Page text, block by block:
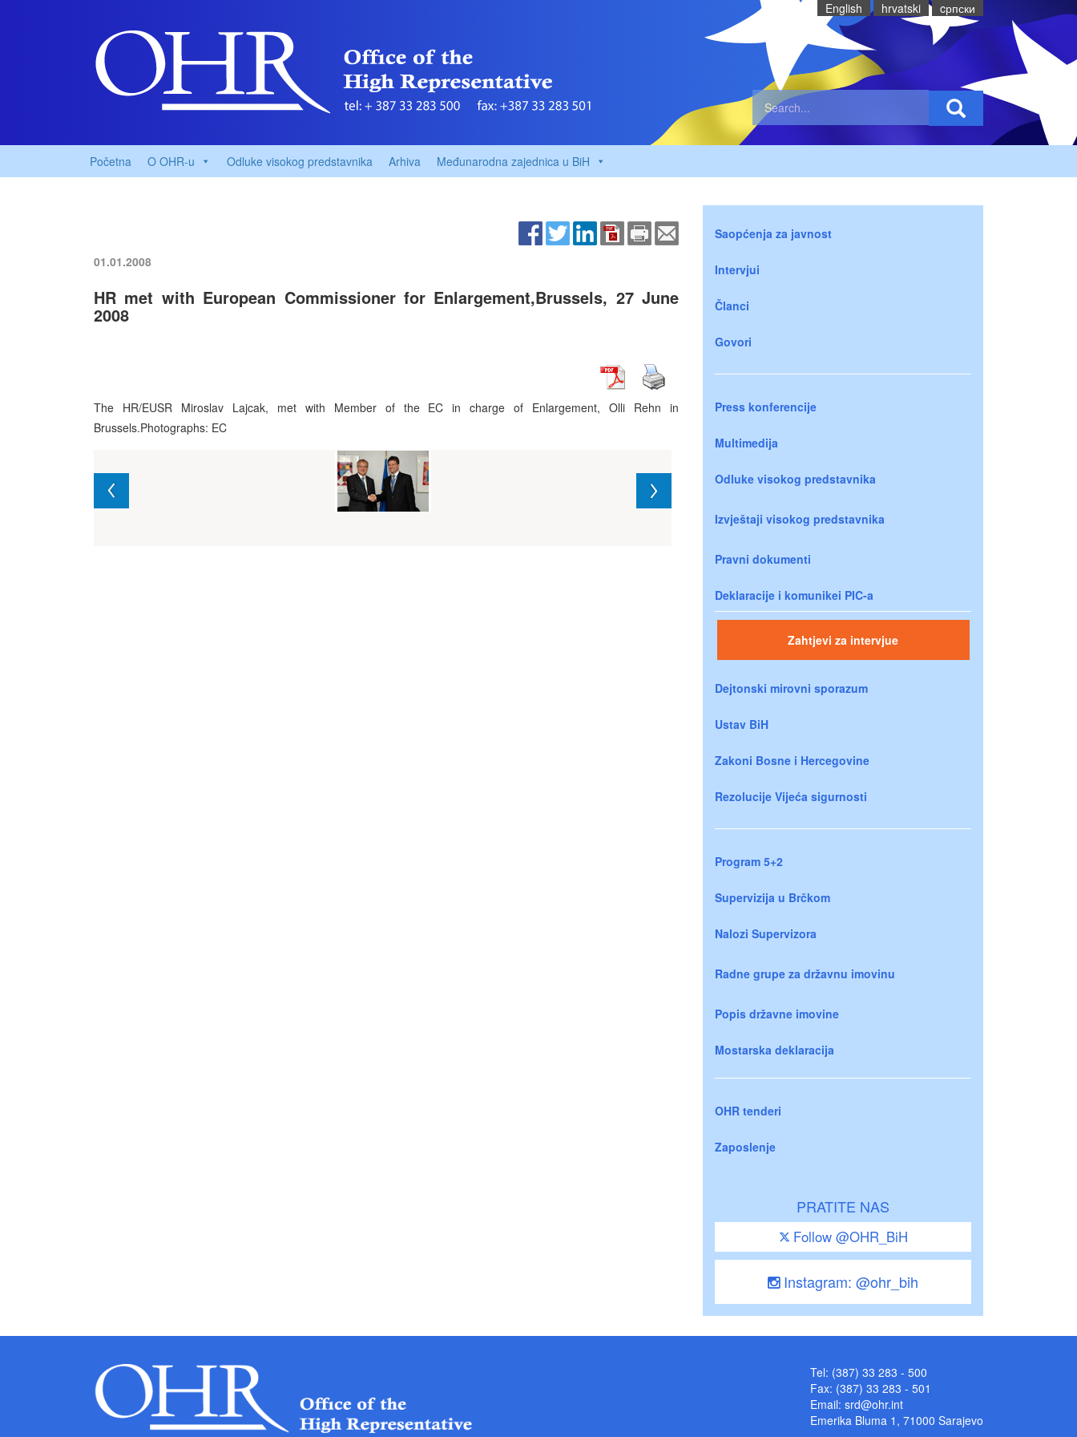
English hrvatski cрпски
Početna O OHR-u Odluke visokog predstavnika Arhiva Međunarodna zajednica u BiH
01.01.2008
HR met with European Commissioner for Enlargement,Brussels, 27 June
2008
The HR/EUSR Miroslav Lajcak, met with Member of the EC in charge of Enlargement, Olli Rehn in
Brussels.Photographs: EC
Saopćenja za javnost
Intervjui
Članci
Govori
Press konferencije
Multimedija
Odluke visokog predstavnika
Izvještaji visokog predstavnika
Pravni dokumenti
Deklaracije i komunikei PIC-a
Zahtjevi za intervjue
Dejtonski mirovni sporazum
Ustav BiH
Zakoni Bosne i Hercegovine
Rezolucije Vijeća sigurnosti
Program 5+2
Supervizija u Brčkom
Nalozi Supervizora
Radne grupe za državnu imovinu
Popis državne imovine
Mostarska deklaracija
OHR tenderi
Zaposlenje
PRATITE NAS
Follow @OHR_BiH
Instagram: @ohr_bih
Tel: (387) 33 283 - 500
Fax: (387) 33 283 - 501
Email: srd@ohr.int
Emerika Bluma 1, 71000 Sarajevo